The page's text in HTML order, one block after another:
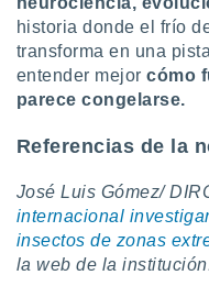
historia donde el frío
transforma en una
entender mejor cómo
parece congelarse.
Referencias de la
José Luis Gómez/
internacional
insectos de zonas
la web de la